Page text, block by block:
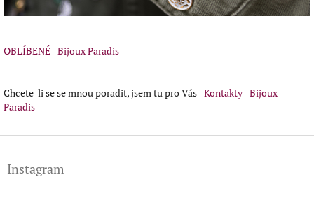
OBLÍBENÉ - Bijoux Paradis
Chcete-li se se mnou poradit, jsem tu pro Vás -Kontakty - Bijoux
Paradis
Z
Instagram